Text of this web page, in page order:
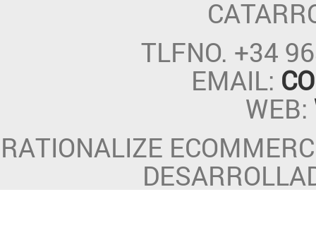
TLFNO. +34
EMAIL:
WEB:
RATIONALIZE